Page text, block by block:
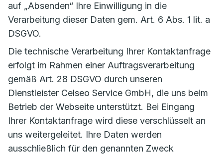
auf „Absenden“ Ihre Einwilligung in die
Verarbeitung dieser Daten gem. Art. 6 Abs. 1 lit. a
DSGVO.
Die technische Verarbeitung Ihrer Kontaktanfrage
erfolgt im Rahmen einer Auftragsverarbeitung
gemäß Art. 28 DSGVO durch unseren
Dienstleister Celseo Service GmbH, die uns beim
Betrieb der Webseite unterstützt. Bei Eingang
Ihrer Kontaktanfrage wird diese verschlüsselt an
uns weitergeleitet. Ihre Daten werden
ausschließlich für den genannten Zweck